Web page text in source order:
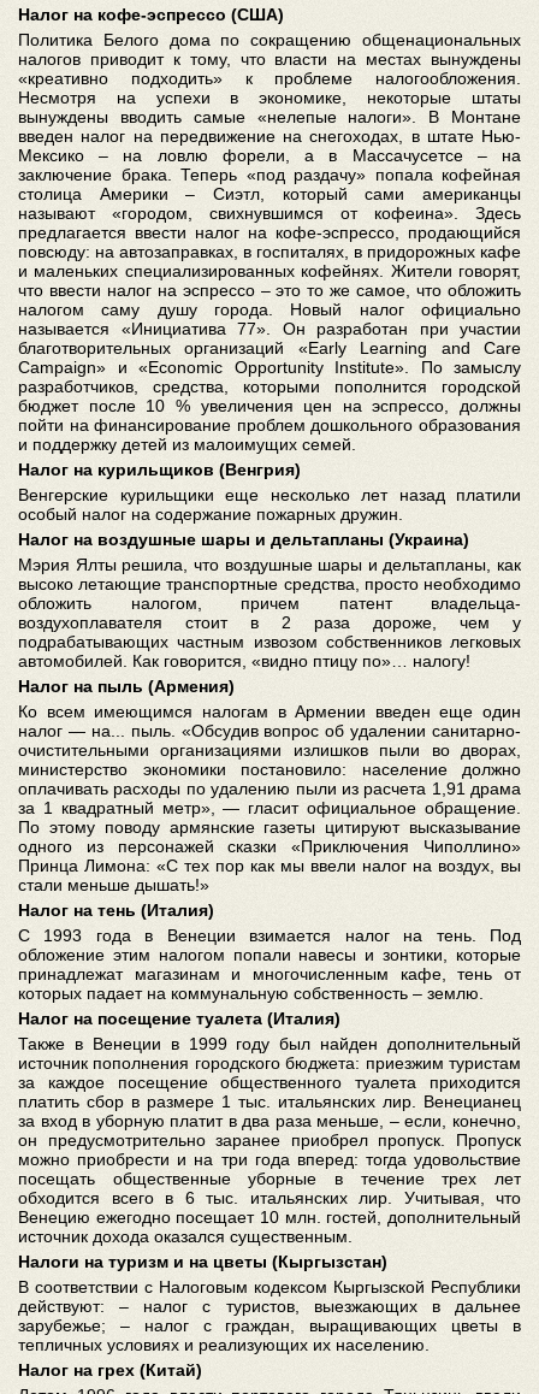
Налог на кофе-эспрессо (США)
Политика Белого дома по сокращению общенациональных
налогов приводит к тому, что власти на местах вынуждены
«креативно подходить» к проблеме налогообложения.
Несмотря на успехи в экономике, некоторые штаты
вынуждены вводить самые «нелепые налоги». В Монтане
введен налог на передвижение на снегоходах, в штате Нью-
Мексико – на ловлю форели, а в Массачусетсе – на
заключение брака. Теперь «под раздачу» попала кофейная
столица Америки – Сиэтл, который сами американцы
называют «городом, свихнувшимся от кофеина». Здесь
предлагается ввести налог на кофе-эспрессо, продающийся
повсюду: на автозаправках, в госпиталях, в придорожных кафе
и маленьких специализированных кофейнях. Жители говорят,
что ввести налог на эспрессо – это то же самое, что обложить
налогом саму душу города. Новый налог официально
называется «Инициатива 77». Он разработан при участии
благотворительных организаций «Early Learning and Care
Campaign» и «Economic Opportunity Institute». По замыслу
разработчиков, средства, которыми пополнится городской
бюджет после 10 % увеличения цен на эспрессо, должны
пойти на финансирование проблем дошкольного образования
и поддержку детей из малоимущих семей.
Налог на курильщиков (Венгрия)
Венгерские курильщики еще несколько лет назад платили
особый налог на содержание пожарных дружин.
Налог на воздушные шары и дельтапланы (Украина)
Мэрия Ялты решила, что воздушные шары и дельтапланы, как
высоко летающие транспортные средства, просто необходимо
обложить налогом, причем патент владельца-
воздухоплавателя стоит в 2 раза дороже, чем у
подрабатывающих частным извозом собственников легковых
автомобилей. Как говорится, «видно птицу по»… налогу!
Налог на пыль (Армения)
Ко всем имеющимся налогам в Армении введен еще один
налог — на... пыль. «Обсудив вопрос об удалении санитарно-
очистительными организациями излишков пыли во дворах,
министерство экономики постановило: население должно
оплачивать расходы по удалению пыли из расчета 1,91 драма
за 1 квадратный метр», — гласит официальное обращение.
По этому поводу армянские газеты цитируют высказывание
одного из персонажей сказки «Приключения Чиполлино»
Принца Лимона: «С тех пор как мы ввели налог на воздух, вы
стали меньше дышать!»
Налог на тень (Италия)
С 1993 года в Венеции взимается налог на тень. Под
обложение этим налогом попали навесы и зонтики, которые
принадлежат магазинам и многочисленным кафе, тень от
которых падает на коммунальную собственность – землю.
Налог на посещение туалета (Италия)
Также в Венеции в 1999 году был найден дополнительный
источник пополнения городского бюджета: приезжим туристам
за каждое посещение общественного туалета приходится
платить сбор в размере 1 тыс. итальянских лир. Венецианец
за вход в уборную платит в два раза меньше, – если, конечно,
он предусмотрительно заранее приобрел пропуск. Пропуск
можно приобрести и на три года вперед: тогда удовольствие
посещать общественные уборные в течение трех лет
обходится всего в 6 тыс. итальянских лир. Учитывая, что
Венецию ежегодно посещает 10 млн. гостей, дополнительный
источник дохода оказался существенным.
Налоги на туризм и на цветы (Кыргызстан)
В соответствии с Налоговым кодексом Кыргызской Республики
действуют: – налог с туристов, выезжающих в дальнее
зарубежье; – налог с граждан, выращивающих цветы в
тепличных условиях и реализующих их населению.
Налог на грех (Китай)